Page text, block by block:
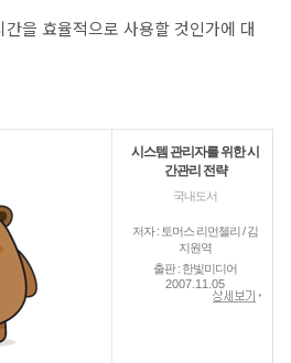
을 효율적으로 사용할 것인가에 대
시스템 관리자를 위한 시
간관리 전략
국내도서
저자 : 토머스 리먼첼리 / 김
지원역
출판 : 한빛미디어
2007.11.05